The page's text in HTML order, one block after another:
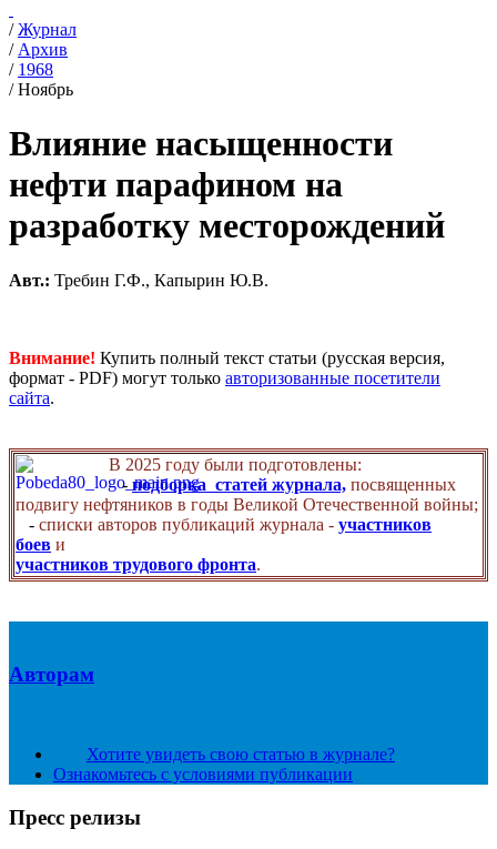
/Журнал
/ Архив
/ 1968
/Ноябрь
Влияние насыщенности
нефти парафином на
разработку месторождений
Авт.: Требин Г.Ф., Капырин Ю.В.
Внимание! Купить полный текст статьи (русская версия,
формат - PDF) могут только авторизованные посетители
сайта.
В 2025 году были подготовлены:
- подборка статей журнала, посвященных
подвигу нефтяников в годы Великой Отечественной войны;
- списки авторов публикаций журнала - участников
боев и
участников трудового фронта.
Авторам
Хотите увидеть свою статью в журнале?
Ознакомьтесь с условиями публикации
Пресс релизы